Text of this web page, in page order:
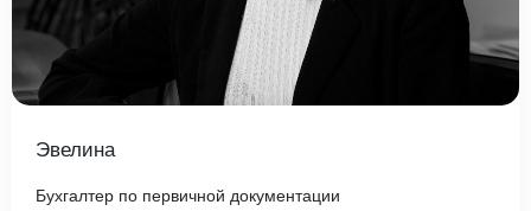
Эвелина
Бухгалтер по первичной документации